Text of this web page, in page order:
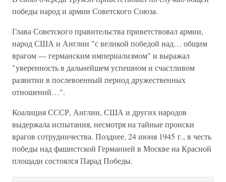
победы народ и армии Советского Союза.
Глава Советского правительства приветствовал армии,
народ США и Англии "с великой победой над… общим
врагом — германским империализмом" и выражал
"уверенность в дальнейшем успешном и счастливом
развитии в послевоенный период дружественных
отношений…".
Коалиция СССР, Англии, США и других народов
выдержала испытания, несмотря на тайные происки
врагов сотрудничества. Позднее, 24 июня 1945 г., в честь
победы над фашистской Германией в Москве на Красной
площади состоялся Парад Победы.